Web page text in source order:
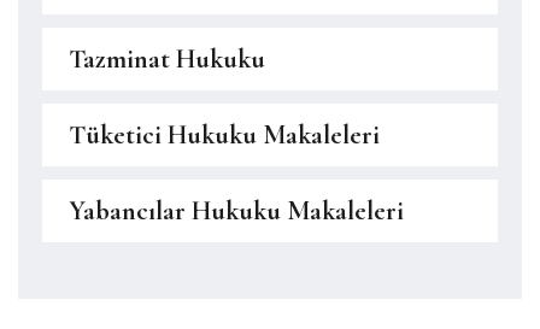
Tazminat Hukuku
Tüketici Hukuku Makaleleri
Yabancılar Hukuku Makaleleri